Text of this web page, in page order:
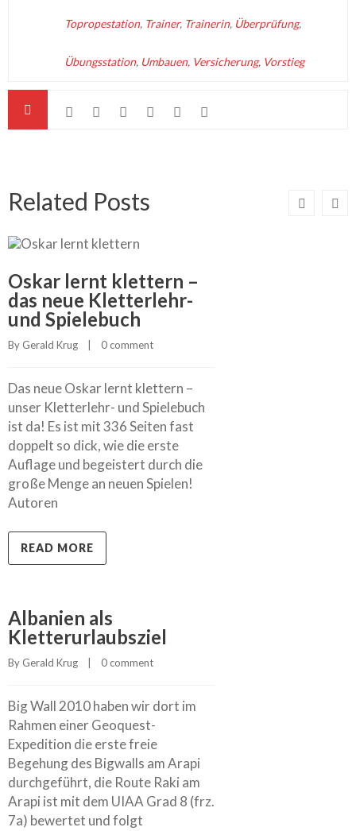
Topropestation, Trainer, Trainerin, Überprüfung,
Übungsstation, Umbauen, Versicherung, Vorstieg
Related Posts
Oskar lernt klettern –
das neue Kletterlehr-
und Spielebuch
By Gerald Krug 0 comment
Das neue Oskar lernt klettern –
unser Kletterlehr- und Spielebuch
ist da! Es ist mit 336 Seiten fast
doppelt so dick, wie die erste
Auflage und begeistert durch die
große Menge an neuen Spielen!
Autoren
READ MORE
Albanien als
Kletterurlaubsziel
By Gerald Krug 0 comment
Big Wall 2010 haben wir dort im
Rahmen einer Geoquest-
Expedition die erste freie
Begehung des Bigwalls am Arapi
durchgeführt, die Route Raki am
Arapi ist mit dem UIAA Grad 8 (frz.
7a) bewertet und folgt